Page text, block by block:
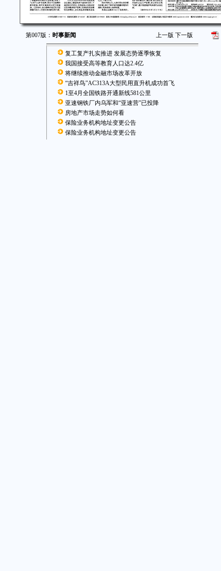
第007版： 时事新闻 上一版 下一版
复工复产扎实推进 发展态势逐季恢复
我国接受高等教育人口达2.4亿
将继续推动金融市场改革开放
“吉祥鸟”AC313A大型民用直升机成功首飞
1至4月全国铁路开通新线581公里
亚速钢铁厂内乌军和“亚速营”已投降
房地产市场走势如何看
保险业务机构地址变更公告
保险业务机构地址变更公告